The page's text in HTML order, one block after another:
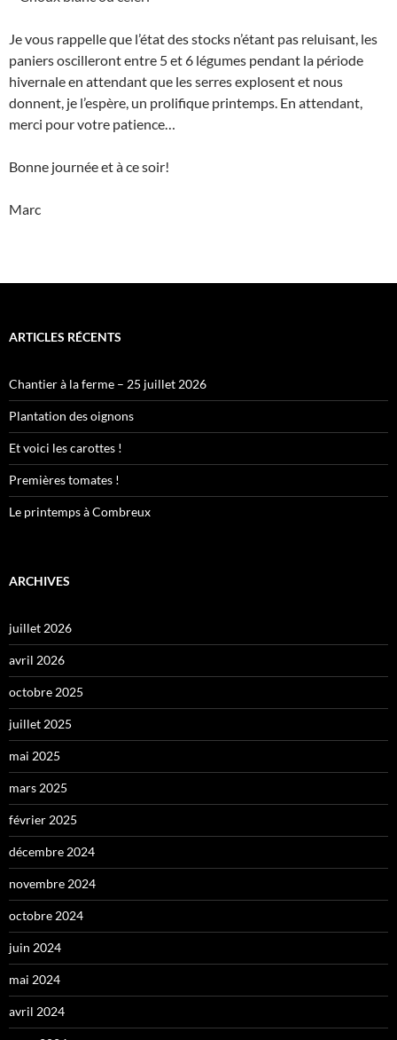
Je vous rappelle que l’état des stocks n’étant pas reluisant, les
paniers oscilleront entre 5 et 6 légumes pendant la période
hivernale en attendant que les serres explosent et nous
donnent, je l’espère, un prolifique printemps. En attendant,
merci pour votre patience…
Bonne journée et à ce soir!
Marc
ARTICLES RÉCENTS
Chantier à la ferme – 25 juillet 2026
Plantation des oignons
Et voici les carottes !
Premières tomates !
Le printemps à Combreux
ARCHIVES
juillet 2026
avril 2026
octobre 2025
juillet 2025
mai 2025
mars 2025
février 2025
décembre 2024
novembre 2024
octobre 2024
juin 2024
mai 2024
avril 2024